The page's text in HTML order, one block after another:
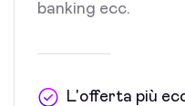
banking ecc.
L'offerta più